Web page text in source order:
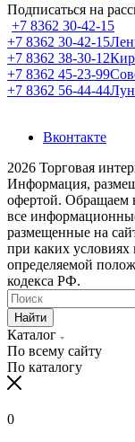
Подписаться на
+7 8362 30-42-15
+7 8362 30-42-15
+7 8362 38-30-12
+7 8362 45-23-99
+7 8362 56-44-44
Вконтакте
2026 Торговая
Информация,
офертой. Обращаем
все
размещенные на
при каких условиях
определяемой
кодекса РФ.
Найти
Каталог
По всему сайту
По каталогу
0